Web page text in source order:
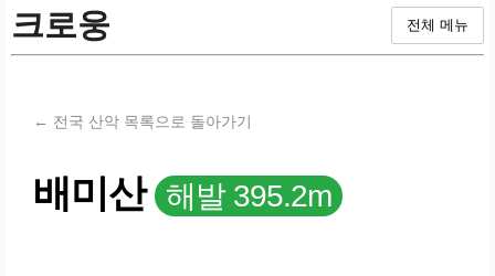
크로웅 전체 메뉴
← 전국 산악 목록으로 돌아가기
배미산 해발 395.2m